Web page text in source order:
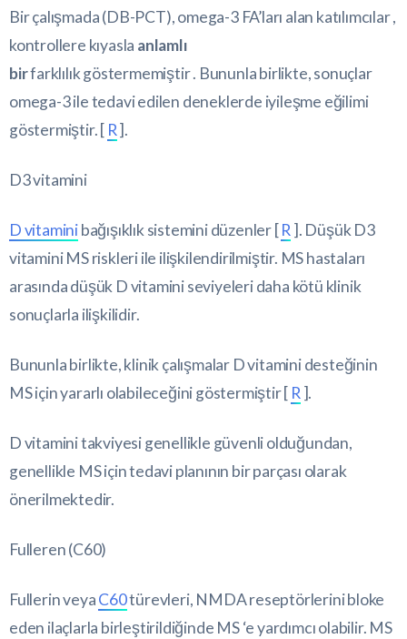
Bir çalışmada (DB-PCT), omega-3 FA’ları alan katılımcılar ,
kontrollere kıyasla anlamlı
birfarklılık göstermemiştir . Bununla birlikte, sonuçlar
omega-3 ile tedavi edilen deneklerde iyileşme eğilimi
göstermiştir. [ R].
D3 vitamini
D vitaminibağışıklık sistemini düzenler [R ]. Düşük D3
vitamini MS riskleri ile ilişkilendirilmiştir. MS hastaları
arasında düşük D vitamini seviyeleri daha kötü klinik
sonuçlarla ilişkilidir.
Bununla birlikte, klinik çalışmalar D vitamini desteğinin
MS için yararlı olabileceğini göstermiştir [ R ].
D vitamini takviyesi genellikle güvenli olduğundan,
genellikle MS için tedavi planının bir parçası olarak
önerilmektedir.
Fulleren (C60)
Fullerin veyaC60türevleri, NMDA reseptörlerini bloke
eden ilaçlarla birleştirildiğinde MS ‘e yardımcı olabilir. MS